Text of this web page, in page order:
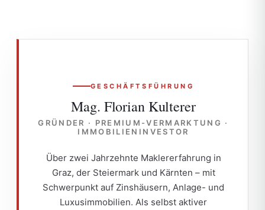
GESCHÄFTSFÜHRUNG
Mag. Florian Kulterer
GRÜNDER · PREMIUM-VERMARKTUNG ·
IMMOBILIENINVESTOR
Über zwei Jahrzehnte Maklererfahrung in
Graz, der Steiermark und Kärnten – mit
Schwerpunkt auf Zinshäusern, Anlage- und
Luxusimmobilien. Als selbst aktiver